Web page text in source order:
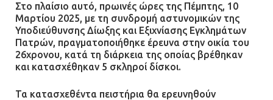
Στο πλαίσιο αυτό, πρωινές ώρες της Πέμπτης, 10
Μαρτίου 2025, με τη συνδρομή αστυνομικών της
Υποδιεύθυνσης Δίωξης και Εξιχνίασης Εγκλημάτων
Πατρών, πραγματοποιήθηκε έρευνα στην οικία του
26χρονου, κατά τη διάρκεια της οποίας βρέθηκαν
και κατασχέθηκαν 5 σκληροί δίσκοι.
Τα κατασχεθέντα πειστήρια θα ερευνηθούν